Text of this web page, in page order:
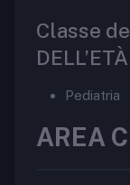
Classe
Pediatria
AREA